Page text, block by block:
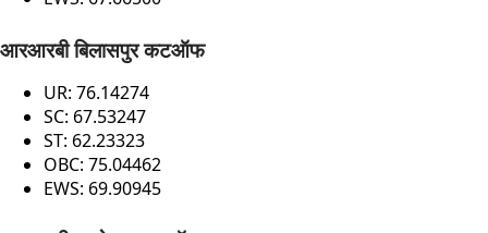
आरआरबी बिलासपुर कटऑफ
UR: 76.14274
SC: 67.53247
ST: 62.23323
OBC: 75.04462
EWS: 69.90945